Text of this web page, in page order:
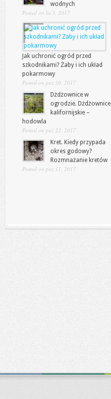
wodnych
Posted on lis 5, 2017
Jak uchronić ogród przed
szkodnikami? Żaby i ich układ
pokarmowy
Posted on paź 30, 2017
Dżdżownice w
ogrodzie. Dżdżownice
kalifornijskie –
hodowla
Posted on paź 22, 2017
Kret. Kiedy przypada
okres godowy?
Rozmnażanie kretów
Posted on paź 11, 2017